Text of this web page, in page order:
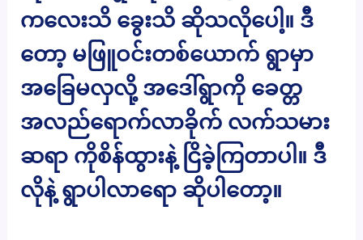
ကလေးသိ ခွေးသိ ဆိုသလိုပေါ့။ ဒီ
တော့ မဖြူဝင်းတစ်ယောက် ရွာမှာ
အခြေမလှလို့ အဒေါ်ရွာကို ခေတ္တ
အလည်ရောက်လာခိုက် လက်သမား
ဆရာ ကိုစိန်ထွားနဲ့ ငြိခဲ့ကြတာပါ။ ဒီ
လိုနဲ့ ရွာပါလာရော ဆိုပါတော့။